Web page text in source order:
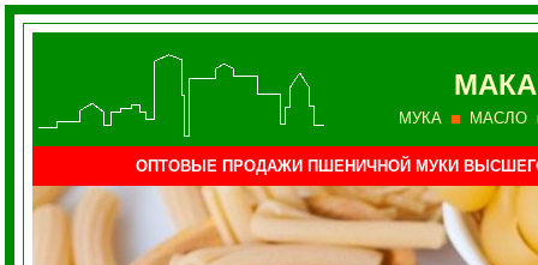
МУКА МАСЛО
ОПТОВЫЕ ПРОДАЖИ ПШЕНИЧНОЙ МУКИ